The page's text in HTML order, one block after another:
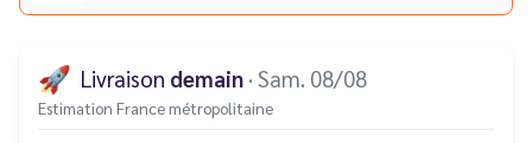
🚀 Livraison demain · Sam. 08/08
Estimation France métropolitaine